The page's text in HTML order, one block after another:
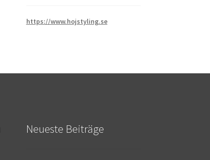
https://www.hojstyling.se
Neueste Beiträge